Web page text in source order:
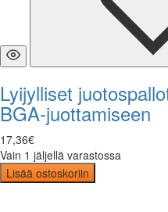
Lyijylliset
BGA-juottamiseen
17,36€
Vain 1 jäljellä varastossa
Lisää ostoskoriin